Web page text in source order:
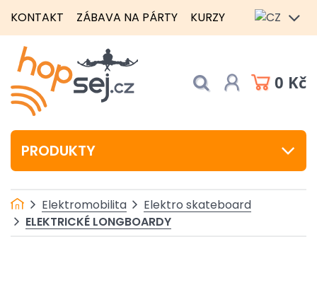
KONTAKT ZÁBAVA NA PÁRTY KURZY
0 Kč
PRODUKTY
Elektromobilita
Elektro skateboard
ELEKTRICKÉ LONGBOARDY